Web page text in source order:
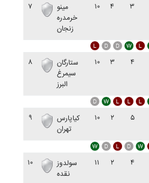
۷
مينو
خرمدره
زنجان
۱۰ ۴ ۳
۸
ستارگان
سيمرغ
البرز
۱۰ ۳ ۴
۹
کياپارس
تهران
۱۰ ۲ ۵
۱۰
سولدوز
نقده
۱۱ ۲ ۴